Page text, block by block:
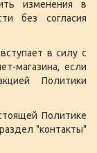
изменения в
без согласия
в силу с
магазина, если
Политики
Политике
"контакты"